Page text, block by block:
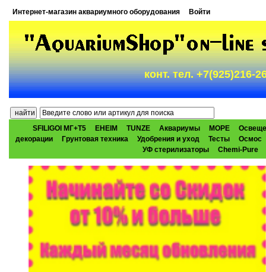
Интернет-магазин аквариумного оборудования Войти
конт. тел. +7(925)216-
SFILIGOI МГ+Т5 EHEIM TUNZE Аквариумы МОРЕ
декорации
Грунтовая техника Удобрения и уход Тесты
Осмос
УФ стерилизаторы
Chemi-Pure